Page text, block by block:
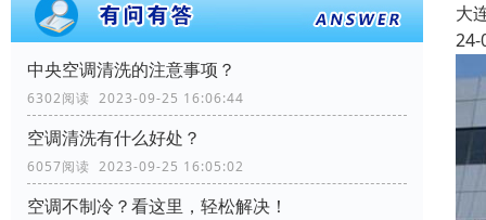
中央空调清洗的注意事项？
6302阅读 2023-09-25 16:06:44
空调清洗有什么好处？
6057阅读 2023-09-25 16:05:02
空调不制冷？看这里，轻松解决！
大
24-